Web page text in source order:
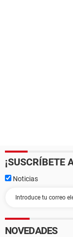
¡SUSCRÍBETE
Noticias
NOVEDADES